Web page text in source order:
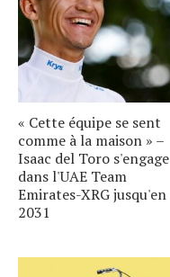
« Cette équipe se sent
comme à la maison » –
Isaac del Toro s'engage
dans l'UAE Team
Emirates-XRG jusqu'en
2031